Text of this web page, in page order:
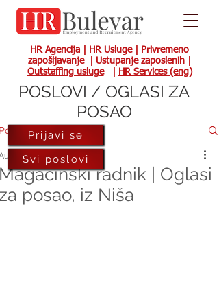
HR Agencija HR Usluge|
Privremeno
zapošljavanje| Ustupanje zaposlenih
Outstaffing usluge| HR Services (eng)
radnik | Oglasi
posao, iz Niša
19, 2022
Prijavi se
Svi poslovi
POSLOVI / OGLASI ZA
POSAO